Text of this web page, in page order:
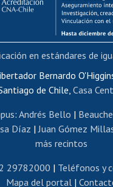
Funcionarias/os
Cursos internos de
Bienestar del personal
Portal de movilidad interna
Certificado de renta
Certificado de renta
Editar páginas blancas
Extranjeras/os
y reconocimiento
al Programa de Movilidad
Bernardo
de Chile,Casa
: Andrés Bello |
Díaz |Juan Gómez
más recintos
29782000 | Teléfonos y
Mapa del portal|
en estándares de